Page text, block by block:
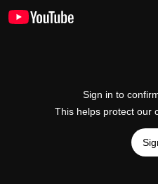
Sign in to
This helps protect our